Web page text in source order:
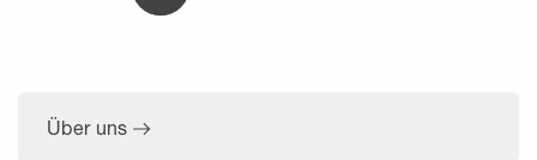
Über uns